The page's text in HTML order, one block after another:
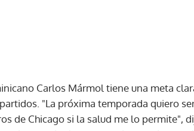
Carlos Mármol tiene una meta
"La próxima temporada quiero
de Chicago si la salud me lo permite",